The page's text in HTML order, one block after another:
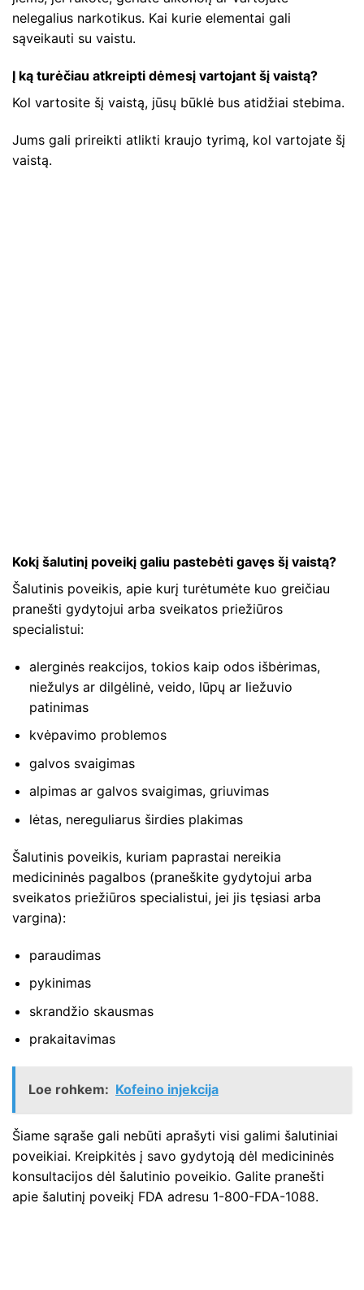
nelegalius narkotikus. Kai kurie elementai gali
sąveikauti su vaistu.
Į ką turėčiau atkreipti dėmesį vartojant šį vaistą?
Kol vartosite šį vaistą, jūsų būklė bus atidžiai stebima.
Jums gali prireikti atlikti kraujo tyrimą, kol vartojate šį
vaistą.
Kokį šalutinį poveikį galiu pastebėti gavęs šį vaistą?
Šalutinis poveikis, apie kurį turėtumėte kuo greičiau
pranešti gydytojui arba sveikatos priežiūros
specialistui:
alerginės reakcijos, tokios kaip odos išbėrimas,
niežulys ar dilgėlinė, veido, lūpų ar liežuvio
patinimas
kvėpavimo problemos
galvos svaigimas
alpimas ar galvos svaigimas, griuvimas
lėtas, nereguliarus širdies plakimas
Šalutinis poveikis, kuriam paprastai nereikia
medicininės pagalbos (praneškite gydytojui arba
sveikatos priežiūros specialistui, jei jis tęsiasi arba
vargina):
paraudimas
pykinimas
skrandžio skausmas
prakaitavimas
Loe rohkem: Kofeino injekcija
Šiame sąraše gali nebūti aprašyti visi galimi šalutiniai
poveikiai. Kreipkitės į savo gydytoją dėl medicininės
konsultacijos dėl šalutinio poveikio. Galite pranešti
apie šalutinį poveikį FDA adresu 1-800-FDA-1088.